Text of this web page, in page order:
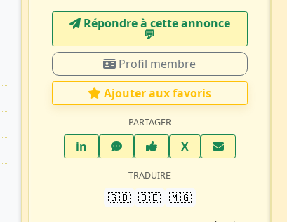
Répondre à cette annonce
💬​
Profil membre
Ajouter aux favoris
PARTAGER
inLinkedInWhatsAppFacebook
XTwitter X
TRADUIRE
🇬🇧 🇩🇪 🇲🇬